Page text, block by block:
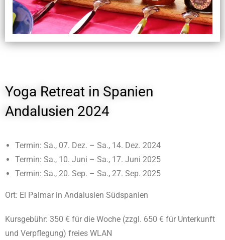
Yoga Retreat in Spanien
Andalusien 2024
Termin: Sa., 07. Dez. – Sa., 14. Dez. 2024
Termin: Sa., 10. Juni – Sa., 17. Juni 2025
Termin: Sa., 20. Sep. – Sa., 27. Sep. 2025
Ort: El Palmar in Andalusien Südspanien
Kursgebühr: 350 € für die Woche (zzgl. 650 € für Unterkunft
und Verpflegung) freies WLAN